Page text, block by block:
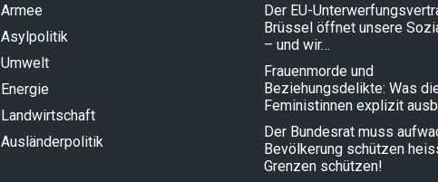
Armee
Asylpolitik
Umwelt
Energie
Landwirt­schaft
Ausländer­politik
Der EU-
Brüssel öffnet unsere
– und wir…
Frauenmorde und
Beziehungsdelikte: Was
Feministinnen explizit
Der Bundesrat muss
Bevölkerung schützen
Grenzen schützen!